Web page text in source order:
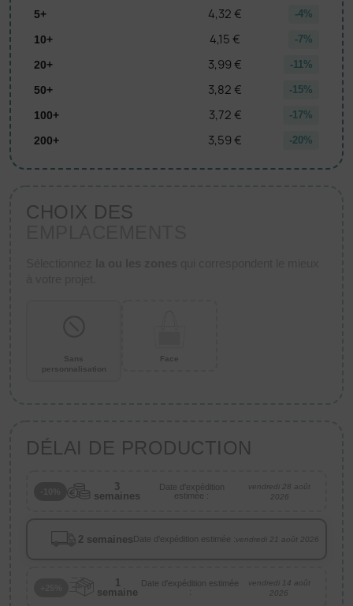
5+ 4,32 € -4%
10+ 4,15 € -7%
20+ 3,99 € -11%
50+ 3,82 € -15%
100+ 3,72 € -17%
200+ 3,59 € -20%
CHOIX DES
Sans
personnalisation
Face
DÉLAI DE PRODUCTION
3
semaines
Date d'expédition
estimée :
vendredi 28 août
2026
2 semaines Date d'expédition estimée :vendredi 21 août 2026
1
semaine
Date d'expédition estimée
:
vendredi 14 août
2026